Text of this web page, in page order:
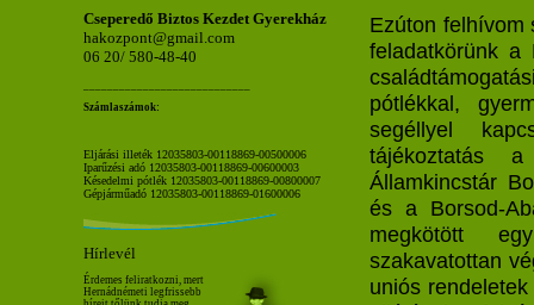
Cseperedő Biztos Kezdet Gyerekház
hakozpont@gmail.com
06 20/ 580-48-40
Számlaszámok:
Eljárási illeték 12035803-00118869-00500006
Iparűzési adó 12035803-00118869-00600003
Késedelmi pótlék 12035803-00118869-00800007
Gépjárműadó 12035803-00118869-01600006
Hírlevél
Érdemes feliratkozni, mert
Hernádnémeti legfrissebb
Ezúton felhívom
feladatkörünk a
pótlékkal,
segéllyel
tájékoztatás
Államkincstár
és a Borsod-
megkötött
szakavatottan
uniós